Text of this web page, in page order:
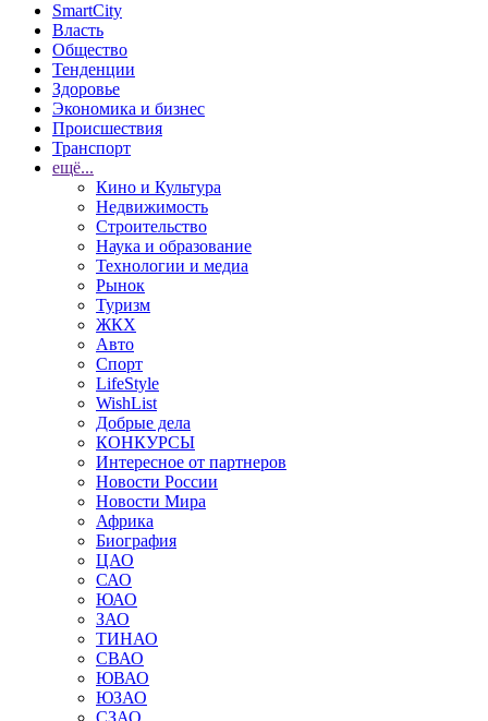
SmartCity
Власть
Общество
Тенденции
Здоровье
Экономика и бизнес
Происшествия
Транспорт
ещё...
Кино и Культура
Недвижимость
Строительство
Наука и образование
Технологии и медиа
Рынок
Туризм
ЖКХ
Авто
Спорт
LifeStyle
WishList
Добрые дела
КОНКУРСЫ
Интересное от партнеров
Новости России
Новости Мира
Африка
Биография
ЦАО
САО
ЮАО
ЗАО
ТИНАО
СВАО
ЮВАО
ЮЗАО
СЗАО